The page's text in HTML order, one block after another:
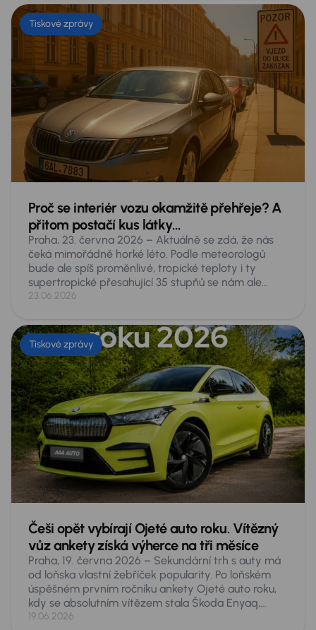
Tiskové zprávy
Proč se interiér vozu okamžitě přehřeje? A
přitom postačí kus látky…
Praha, 23. června 2026 – Aktuálně se zdá, že nás
čeká mimořádně horké léto. Podle meteorologů
bude ale spíš proměnlivé, tropické teploty i ty
supertropické přesahující 35 stupňů se nám ale
nevyhnou. Taková vedra představují akutní
autě, a to zdaleka nejen pro malé dítě či psa. Co
přesně hrozí a co proti tomu dělat?
23.06.2026
Tiskové zprávy
Češi opět vybírají Ojeté auto roku. Vítězný
vůz ankety získá výherce na tři měsíce
Praha, 19. června 2026 – Sekundární trh s auty má
od loňska vlastní žebříček popularity. Po loňském
úspěšném prvním ročníku ankety Ojeté auto roku,
kdy se absolutním vítězem stala Škoda Enyaq,
spouští AURES Holdings druhý ročník hlasování
19.06.2026